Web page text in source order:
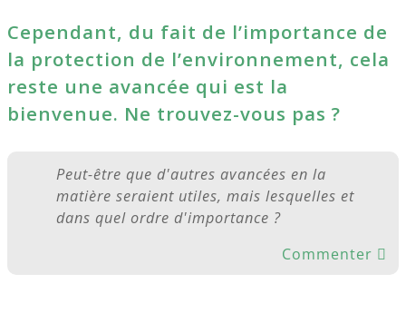
Cependant, du fait de l’importance de
la protection de l’environnement, cela
reste une avancée qui est la
bienvenue. Ne trouvez-vous pas ?
Peut-être que d'autres avancées en la
matière seraient utiles, mais lesquelles et
dans quel ordre d'importance ?
Commenter